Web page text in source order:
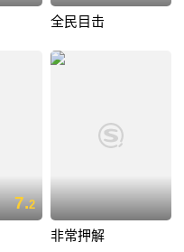
全民目击
7.2
非常押解